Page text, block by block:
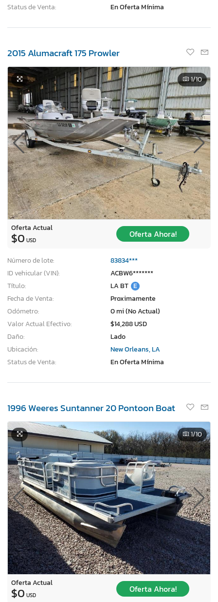
Status de Venta:
En Oferta Mínima
2015 Alumacraft 175 Prowler
1/10
Oferta Actual
$0 USD
Oferta Ahora!
Número de lote:
83834***
ID vehicular (VIN):
ACBW6*******
Título:
LA BT E
Fecha de Venta:
Proximamente
Odómetro:
0 mi (No Actual)
Valor Actual Efectivo:
$14,288 USD
Daño:
Lado
Ubicación:
New Orleans, LA
Status de Venta:
En Oferta Mínima
1996 Weeres Suntanner 20 Pontoon Boat
1/10
Oferta Actual
$0 USD
Oferta Ahora!